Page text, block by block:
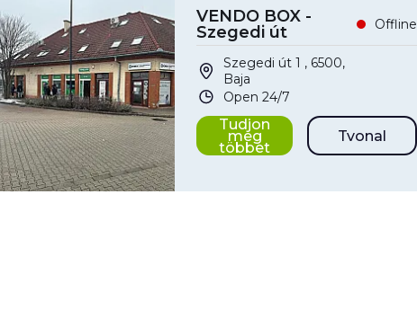
VENDO BOX -
Szegedi út
Offline
Szegedi út 1 , 6500,
Baja
Open 24/7
Tudjon
meg
többet
Tvonal